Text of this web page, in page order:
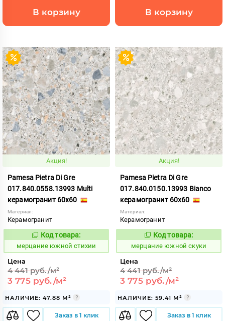
В корзину В корзину
Акция!
Pamesa Pietra Di Gre
017.840.0558.13993 Multi
керамогранит 60x60
Материал:
Керамогранит
983973
Код товара:
мерцание южной стихии
Цена
4 441 руб./м²
3 775 руб./м²
НАЛИЧИЕ: 47.88 М²
Заказ в 1 клик
Акция!
Pamesa Pietra Di Gre
017.840.0150.13993 Bianco
керамогранит 60x60
Материал:
Керамогранит
983969
Код товара:
мерцание южной скуки
Цена
4 441 руб./м²
3 775 руб./м²
НАЛИЧИЕ: 59.41 М²
Заказ в 1 клик